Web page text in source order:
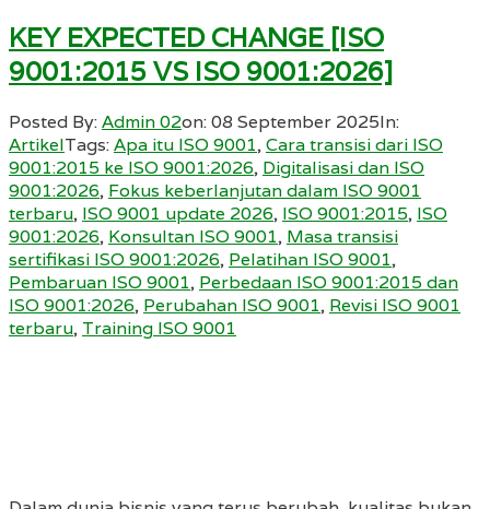
KEY EXPECTED CHANGE [ISO
9001:2015 VS ISO 9001:2026]
Posted By:Admin 02on:08 September 2025In:
ArtikelTags:Apa itu ISO 9001,Cara transisi dari ISO
9001:2015 ke ISO 9001:2026, Digitalisasi dan ISO
9001:2026, Fokus keberlanjutan dalam ISO 9001
terbaru, ISO 9001 update 2026, ISO 9001:2015, ISO
9001:2026, Konsultan ISO 9001, Masa transisi
sertifikasi ISO 9001:2026, Pelatihan ISO 9001,
Pembaruan ISO 9001, Perbedaan ISO 9001:2015 dan
ISO 9001:2026, Perubahan ISO 9001, Revisi ISO 9001
terbaru, Training ISO 9001